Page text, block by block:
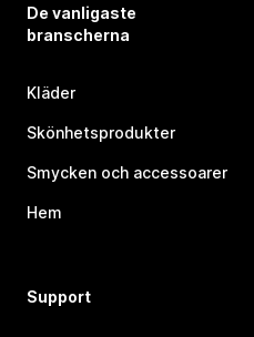
De vanligaste
branscherna
Kläder
Skönhetsprodukter
Smycken och accessoarer
Hem
Support